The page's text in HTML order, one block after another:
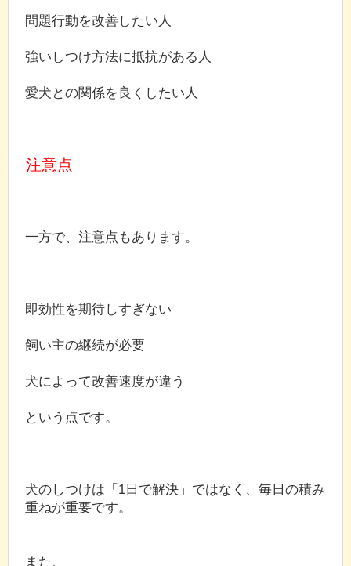
問題行動を改善したい人
強いしつけ方法に抵抗がある人
愛犬との関係を良くしたい人
注意点
一方で、注意点もあります。
即効性を期待しすぎない
飼い主の継続が必要
犬によって改善速度が違う
という点です。
犬のしつけは「1日で解決」ではなく、毎日の積み
重ねが重要です。
また、